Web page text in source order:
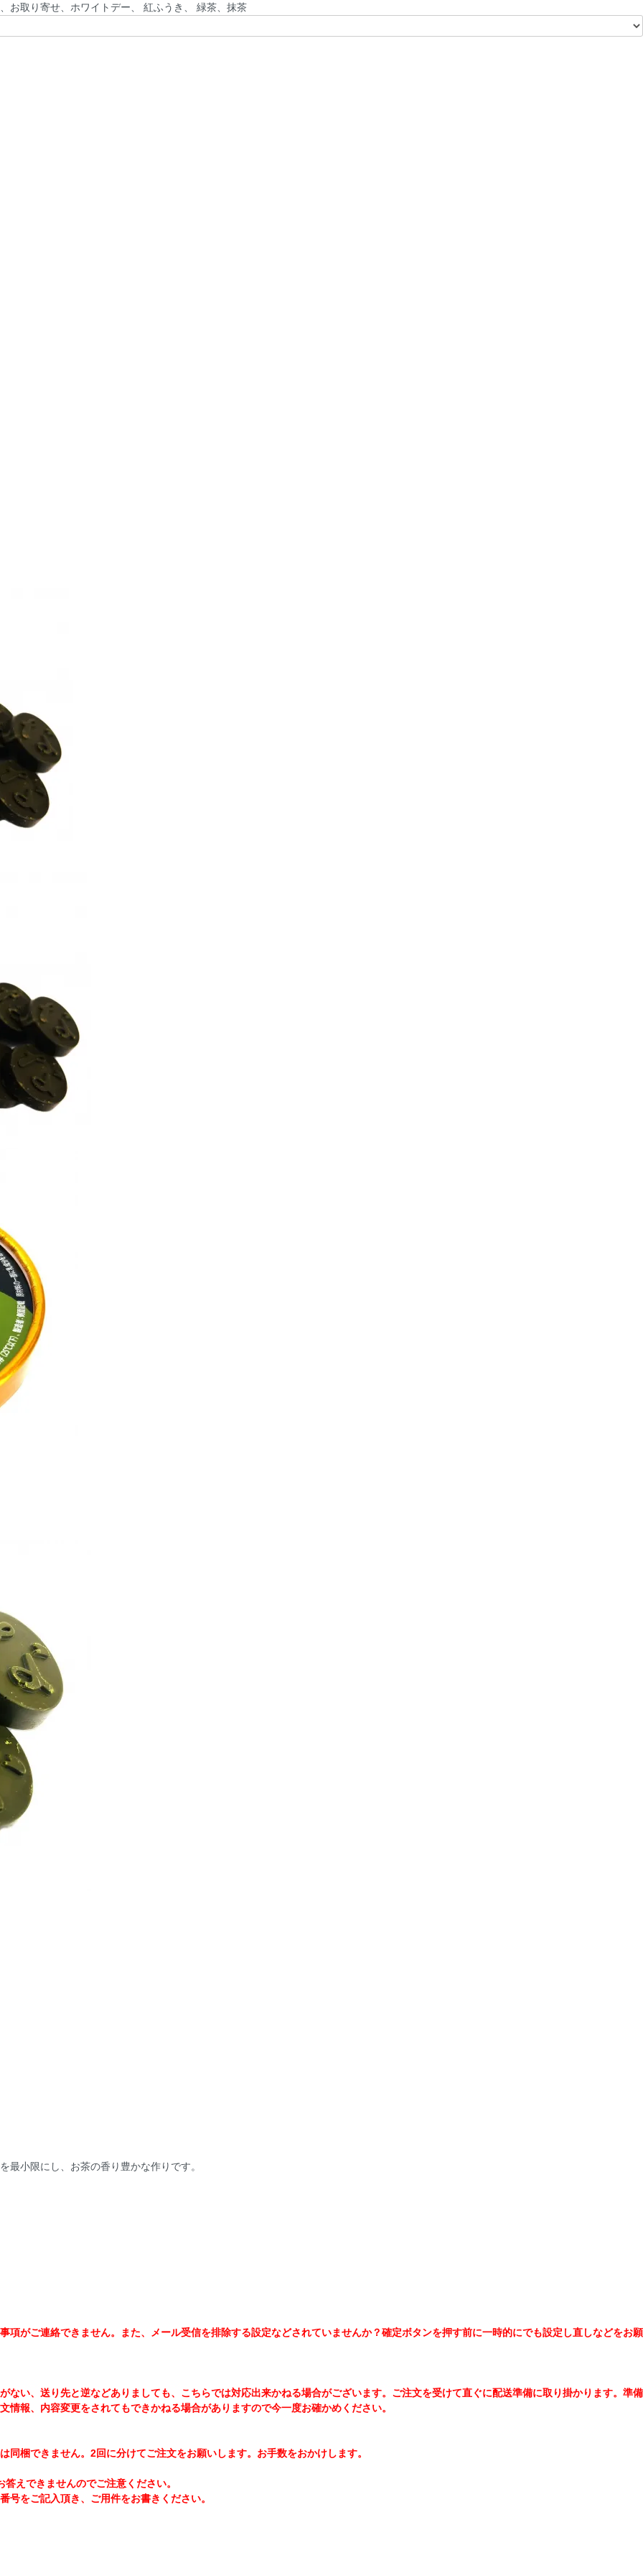
お取り寄せ、ホワイトデー、 紅ふうき、 緑茶、抹茶
小限にし、お茶の香り豊かな作りです。
項がご連絡できません。また、メール受信を排除する設定などされていませんか？確定ボタンを押す前に一時的にでも設定し直しなどをお願
い、送り先と逆などありましても、こちらでは対応出来かねる場合がございます。ご注文を受けて直ぐに配送準備に取り掛かります。準備
報、内容変更をされてもできかねる場合がありますので今一度お確かめください。
梱できません。2回に分けてご注文をお願いします。お手数をおかけします。
えできませんのでご注意ください。
をご記入頂き、ご用件をお書きください。